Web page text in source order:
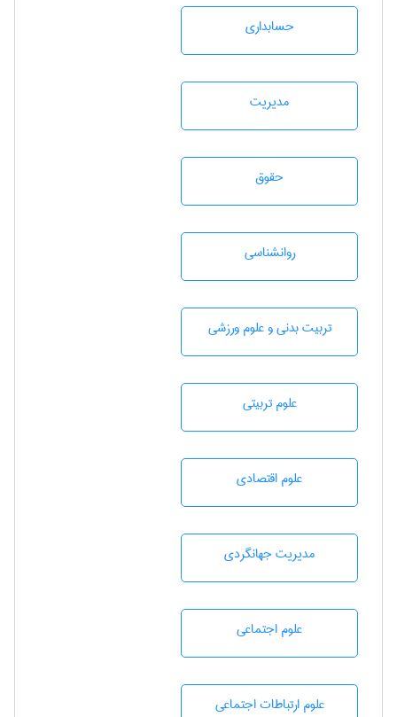
حسابداری
مديريت
حقوق
روانشناسی
تربيت بدنی و علوم ورزشی
علوم تربيتی
علوم اقتصادی
مديريت جهانگردی
علوم اجتماعی
علوم ارتباطات اجتماعی